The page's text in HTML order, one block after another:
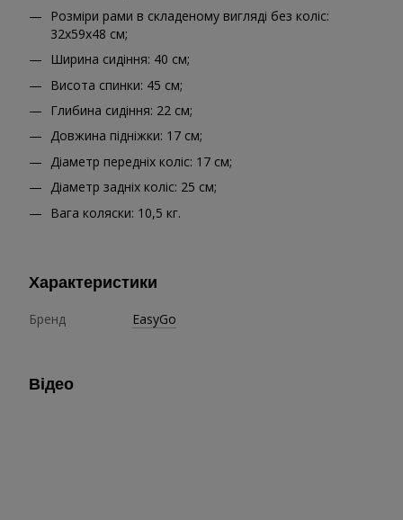
Розміри рами в складеному вигляді без коліс:
32x59x48 см;
Ширина сидіння: 40 см;
Висота спинки: 45 см;
Глибина сидіння: 22 см;
Довжина підніжки: 17 см;
Діаметр передніх коліс: 17 см;
Діаметр задніх коліс: 25 см;
Вага коляски: 10,5 кг.
Характеристики
Бренд EasyGo
Відео